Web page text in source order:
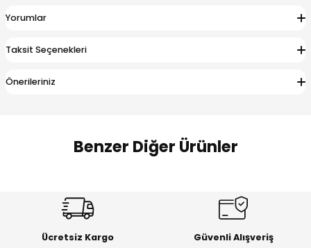
Yorumlar
Taksit Seçenekleri
Önerileriniz
Benzer Diğer Ürünler
Cars Erkek Bebek Takımı
Bagi Erkek Çocuk Kot Pantolon
Ücretsiz Kargo Güvenli Alışveriş
ve Taç